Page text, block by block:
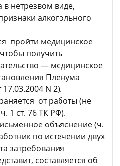
в нетрезвом виде,
алкогольного
пройти медицинское
получить
— медицинское
Пленума
N 2).
от работы (не
1 ст. 76 ТК РФ).
объяснение (ч.
по истечении двух
затребования
составляется об